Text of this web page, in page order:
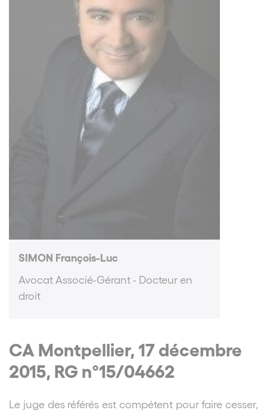
SIMON François-Luc
Avocat Associé-Gérant - Docteur en
droit
CA Montpellier, 17 décembre
2015, RG n°15/04662
Le juge des référés est compétent pour faire cesser,